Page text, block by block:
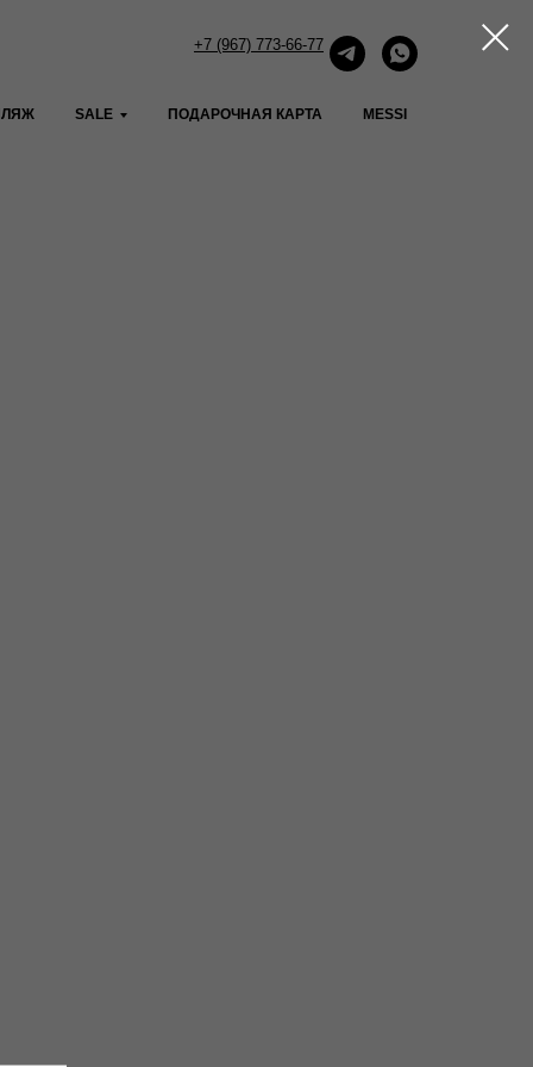
+7 (967) 773-66-77
SALE ПОДАРОЧНАЯ КАРТА MESSI